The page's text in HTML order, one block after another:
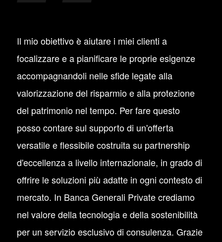
Il mio obiettivo è aiutare i miei clienti a
focalizzare e a pianificare le proprie esigenze
accompagnandoli nelle sfide legate alla
valorizzazione del risparmio e alla protezione
del patrimonio nel tempo. Per fare questo
posso contare sul supporto di un'offerta
versatile e flessibile costruita su partnership
d'eccellenza a livello internazionale, in grado di
offrire le soluzioni più adatte in ogni contesto di
mercato. In Banca Generali Private crediamo
nel valore della tecnologia e della sostenibilità
per un servizio esclusivo di consulenza. Grazie